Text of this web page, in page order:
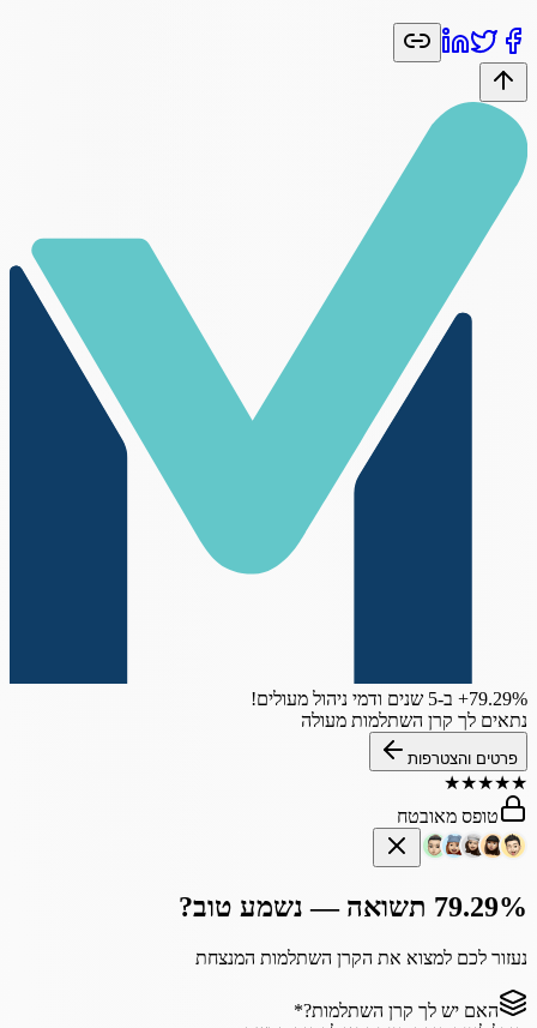
‎+79.29% ב-5 שנים
ודמי ניהול מעולים!
נתאים לך קרן השתלמות מעולה
פרטים והצטרפות
★
★
★
★
★
טופס מאובטח
79.29% תשואה — נשמע טוב?
נעזור לכם למצוא את הקרן השתלמות המנצחת
האם יש לך קרן השתלמות?*